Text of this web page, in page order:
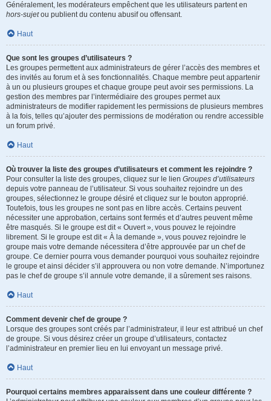
Généralement, les modérateurs empêchent que les utilisateurs partent en
hors-sujetou publient du contenu abusif ou offensant.
Haut
Que sont les groupes d’utilisateurs ?
Les groupes permettent aux administrateurs de gérer l’accès des membres et
des invités au forum et à ses fonctionnalités. Chaque membre peut appartenir
à un ou plusieurs groupes et chaque groupe peut avoir ses permissions. La
gestion des membres par l’intermédiaire des groupes permet aux
administrateurs de modifier rapidement les permissions de plusieurs membres
à la fois, telles qu’ajouter des permissions de modération ou rendre accessible
un forum privé.
Haut
Où trouver la liste des groupes d’utilisateurs et comment les rejoindre ?
Pour consulter la liste des groupes, cliquez sur le lien Groupes d’utilisateurs
depuis votre panneau de l’utilisateur. Si vous souhaitez rejoindre un des
groupes, sélectionnez le groupe désiré et cliquez sur le bouton approprié.
Toutefois, tous les groupes ne sont pas en libre accès. Certains peuvent
nécessiter une approbation, certains sont fermés et d’autres peuvent même
être masqués. Si le groupe est dit « Ouvert », vous pouvez le rejoindre
librement. Si le groupe est dit « À la demande », vous pouvez rejoindre le
groupe mais votre demande nécessitera d’être approuvée par un chef de
groupe. Ce dernier pourra vous demander pourquoi vous souhaitez rejoindre
le groupe et ainsi décider s’il approuvera ou non votre demande. N’importunez
pas le chef de groupe s’il annule votre demande, il a sûrement ses raisons.
Haut
Comment devenir chef de groupe ?
Lorsque des groupes sont créés par l’administrateur, il leur est attribué un chef
de groupe. Si vous désirez créer un groupe d’utilisateurs, contactez
l’administrateur en premier lieu en lui envoyant un message privé.
Haut
Pourquoi certains membres apparaissent dans une couleur différente ?